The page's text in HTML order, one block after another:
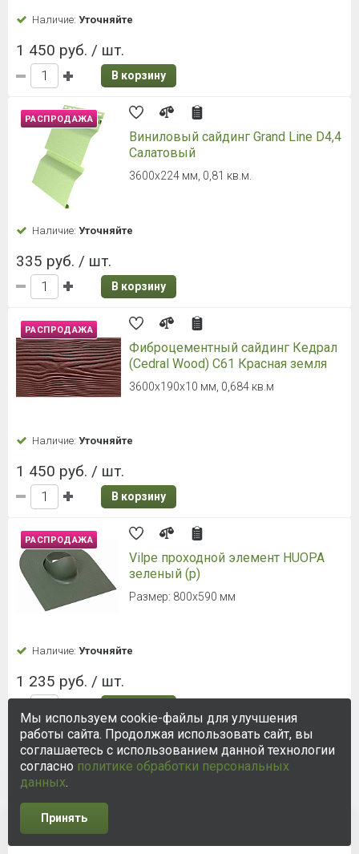
Наличие: Уточняйте
1 450 руб. / шт.
В корзину
РАСПРОДАЖА
Виниловый сайдинг Grand Line D4,4
Салатовый
3600х224 мм, 0,81 кв.м.
Наличие: Уточняйте
335 руб. / шт.
В корзину
РАСПРОДАЖА
Фиброцементный сайдинг Кедрал
(Cedral Wood) C61 Красная земля
3600х190х10 мм, 0,684 кв.м
Наличие: Уточняйте
1 450 руб. / шт.
В корзину
РАСПРОДАЖА
Vilpe проходной элемент HUOPA
зеленый (р)
Размер: 800х590 мм
Наличие: Уточняйте
1 235 руб. / шт.
РАСПРОДАЖА
Vilpe Вентиляционный выход
2
Мы используем cookie-файлы для улучшения
работы сайта. Продолжая использовать сайт, вы
соглашаетесь с использованием данной технологии
согласно политике обработки персональных
данных.
Принять